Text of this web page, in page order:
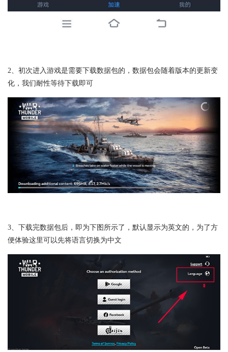
2、初次进入游戏是需要下载数据包的，数据包会随着版本的更新变
化，我们耐性等待下载即可
3、下载完数据包后，即为下图所示了，默认显示为英文的，为了方
便体验这里可以先将语言切换为中文